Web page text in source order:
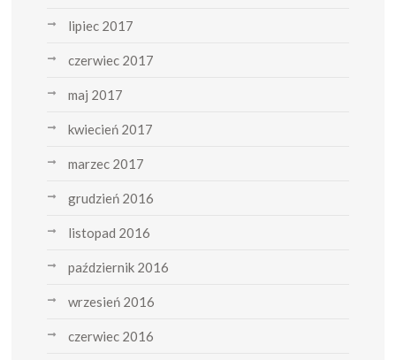
lipiec 2017
czerwiec 2017
maj 2017
kwiecień 2017
marzec 2017
grudzień 2016
listopad 2016
październik 2016
wrzesień 2016
czerwiec 2016